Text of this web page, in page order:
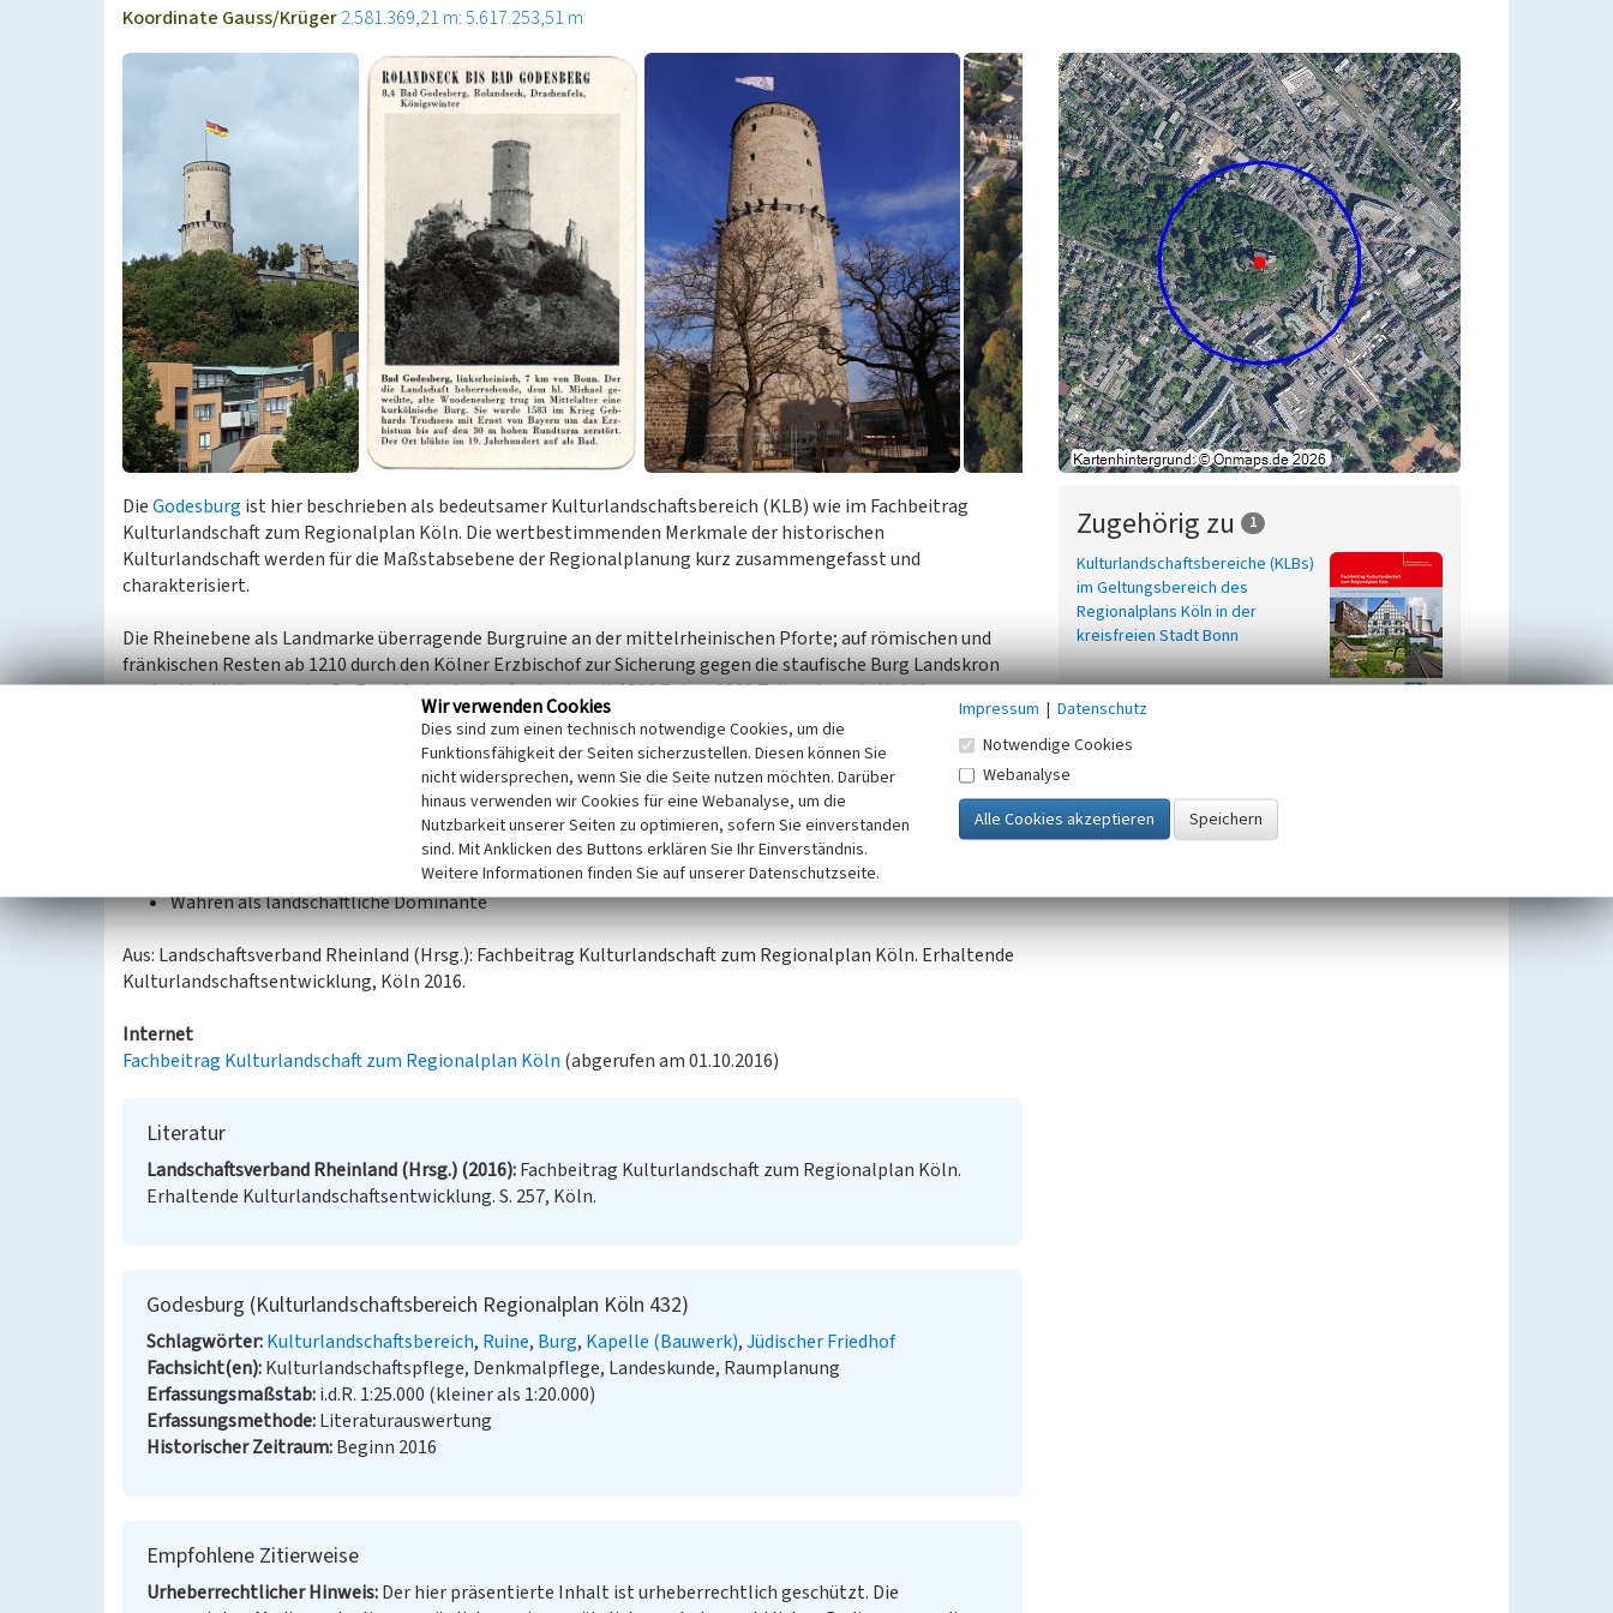
Koordinate Gauss/Krüger2.581.369,21 m: 5.617.253,51 m
DieGodesburg ist hier beschrieben als bedeutsamer Kulturlandschaftsbereich (KLB) wie im Fachbeitrag
Kulturlandschaft zum Regionalplan Köln. Die wertbestimmenden Merkmale der historischen
Kulturlandschaft werden für die Maßstabsebene der Regionalplanung kurz zusammengefasst und
charakterisiert.
Die Rheinebene als Landmarke überragende Burgruine an der mittelrheinischen Pforte; auf römischen und
fränkischen Resten ab 1210 durch den Kölner Erzbischof zur Sicherung gegen die staufische Burg Landskron
an der Ahr (Krönungsstraße Frankfurt – Aachen) erbaut; seit 1583 Ruine, 1961 Teilausbau als Hotel-
Restaurant durch Architekt G. Böhm. – Unterhalb katholische Michaelskapelle mit Eremitage (romanischer
Chor, barocker Ausbau) und parkartiger Burgfriedhof des 19./20. Jahrhunderts mit wertvollem
jüdischer Friedhof.
Kulturlandschaftliches und denkmalpflegerisches Ziel im Rahmen der Regionalplanung ist eine erhaltende
Kulturlandschaftsentwicklung, insbesondere
Bewahren und Sichern der Elemente, Strukturen und Sichträume von Adelssitzen und Hofanlagen
Wahren als landschaftliche Dominante
Aus: Landschaftsverband Rheinland (Hrsg.): Fachbeitrag Kulturlandschaft zum Regionalplan Köln. Erhaltende
Kulturlandschaftsentwicklung, Köln 2016.
Internet
Fachbeitrag Kulturlandschaft zum Regionalplan Köln (abgerufen am 01.10.2016)
Literatur
Landschaftsverband Rheinland (Hrsg.) (2016) Fachbeitrag Kulturlandschaft zum Regionalplan Köln.
Erhaltende Kulturlandschaftsentwicklung. S. 257, Köln.
Godesburg (Kulturlandschaftsbereich Regionalplan Köln 432)
Schlagwörter Kulturlandschaftsbereich Ruine Burg Kapelle (Bauwerk) Jüdischer Friedhof
Fachsicht(en) Kulturlandschaftspflege, Denkmalpflege, Landeskunde, Raumplanung
Erfassungsmaßstab i.d.R. 1:25.000 (kleiner als 1:20.000)
Erfassungsmethode Literaturauswertung
Historischer Zeitraum Beginn 2016
Empfohlene Zitierweise
Urheberrechtlicher Hinweis Der hier präsentierte Inhalt ist urheberrechtlich geschützt. Die
Zugehörig zu 1
Kulturlandschaftsbereiche (KLBs)
im Geltungsbereich des
Regionalplans Köln in der
kreisfreien Stadt Bonn
Wir verwenden Cookies
Dies sind zum einen technisch notwendige Cookies, um die
Funktionsfähigkeit der Seiten sicherzustellen. Diesen können Sie
nicht widersprechen, wenn Sie die Seite nutzen möchten. Darüber
hinaus verwenden wir Cookies für eine Webanalyse, um die
Nutzbarkeit unserer Seiten zu optimieren, sofern Sie einverstanden
sind. Mit Anklicken des Buttons erklären Sie Ihr Einverständnis.
Weitere Informationen finden Sie auf unserer Datenschutzseite.
Impressum | Datenschutz
Notwendige Cookies
Webanalyse